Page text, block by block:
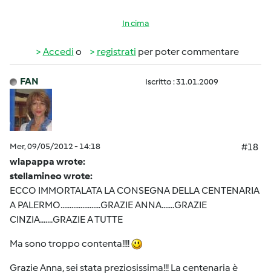
In cima
Accedi o registrati per poter commentare
FAN Iscritto : 31.01.2009
Mer, 09/05/2012 - 14:18
#18
wlapappa wrote:
stellamineo wrote:
ECCO IMMORTALATA LA CONSEGNA DELLA CENTENARIA
A PALERMO......................GRAZIE ANNA.......GRAZIE
CINZIA.......GRAZIE A TUTTE
Ma sono troppo contenta!!!!
Grazie Anna, sei stata preziosissima!!! La centenaria è